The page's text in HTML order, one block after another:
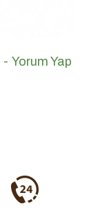
- Yorum Yap